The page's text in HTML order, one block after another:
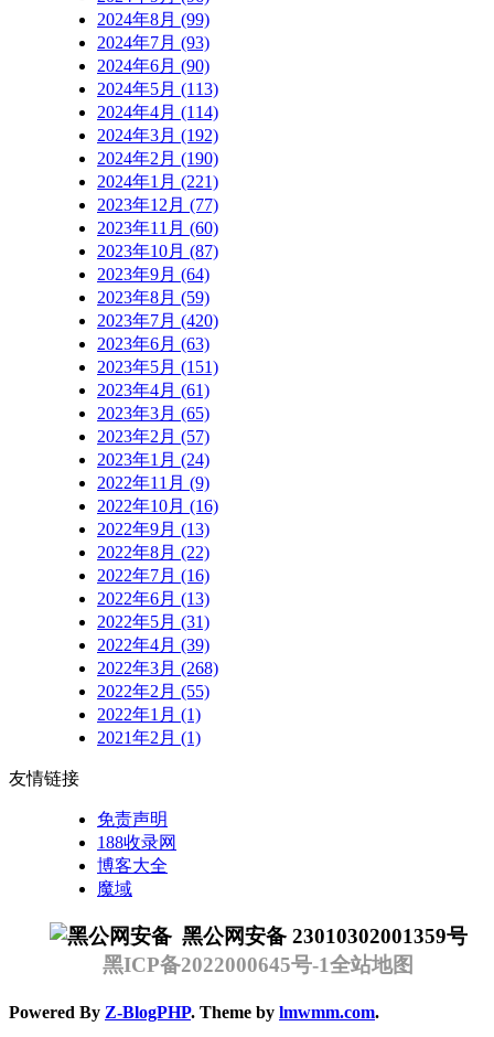
2024年8月 (99)
2024年7月 (93)
2024年6月 (90)
2024年5月 (113)
2024年4月 (114)
2024年3月 (192)
2024年2月 (190)
2024年1月 (221)
2023年12月 (77)
2023年11月 (60)
2023年10月 (87)
2023年9月 (64)
2023年8月 (59)
2023年7月 (420)
2023年6月 (63)
2023年5月 (151)
2023年4月 (61)
2023年3月 (65)
2023年2月 (57)
2023年1月 (24)
2022年11月 (9)
2022年10月 (16)
2022年9月 (13)
2022年8月 (22)
2022年7月 (16)
2022年6月 (13)
2022年5月 (31)
2022年4月 (39)
2022年3月 (268)
2022年2月 (55)
2022年1月 (1)
2021年2月 (1)
友情链接
免责声明
188收录网
博客大全
魔域
黑公网安备 23010302001359号
黑ICP备2022000645号-1全站地图
Powered By Z-BlogPHP. Theme by lmwmm.com.